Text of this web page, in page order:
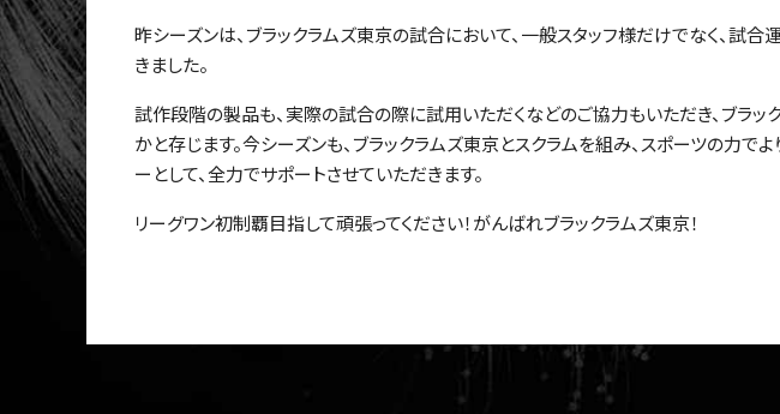
昨シーズンは、ブラックラムズ東京の試合において、一般スタッフ様だけでなく、試
きました。
試作段階の製品も、実際の試合の際に試用いただくなどのご協力もいただき、ブラ
かと存じます。今シーズンも、ブラックラムズ東京とスクラムを組み、スポーツの力で
ーとして、全力でサポートさせていただきます。
リーグワン初制覇目指して頑張ってください！がんばれブラックラムズ東京！